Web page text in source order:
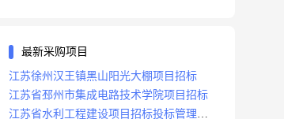
最新采购项目
江苏徐州汉王镇黑山阳光大棚项目招标
江苏省邳州市集成电路技术学院项目招标
江苏省水利工程建设项目招标投标管理办